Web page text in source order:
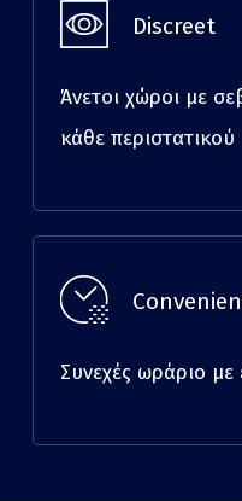
Discreet
Άνετοι χώροι με
κάθε περιστατικού
Συνεχές ωράριο με